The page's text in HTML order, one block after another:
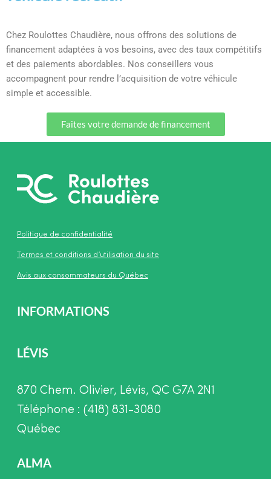
Chez Roulottes Chaudière, nous offrons des solutions de
financement adaptées à vos besoins, avec des taux compétitifs
et des paiements abordables. Nos conseillers vous
accompagnent pour rendre l’acquisition de votre véhicule
simple et accessible.
Faites votre demande de financement
Politique de confidentialité
Termes et conditions d’utilisation du site
Avis aux consommateurs du Québec
INFORMATIONS
LÉVIS
870 Chem. Olivier, Lévis, QC G7A 2N1
Téléphone : (418) 831-3080
Québec
ALMA